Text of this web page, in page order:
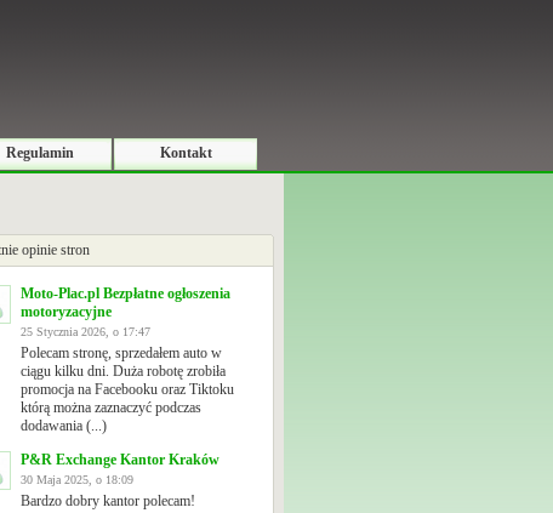
Regulamin Kontakt
opinie stron
Moto-Plac.pl Bezpłatne ogłoszenia
motoryzacyjne
25 Stycznia 2026, o 17:47
Polecam stronę, sprzedałem auto w
ciągu kilku dni. Duża robotę zrobiła
promocja na Facebooku oraz Tiktoku
którą można zaznaczyć podczas
dodawania (...)
P&R Exchange Kantor Kraków
30 Maja 2025, o 18:09
Bardzo dobry kantor polecam!